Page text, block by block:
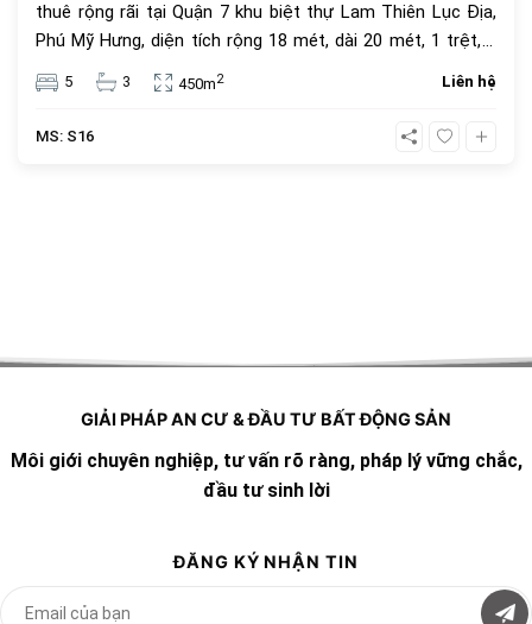
thuê rộng rãi tại Quận 7 khu biệt thự Lam Thiên Lục Địa,
Phú Mỹ Hưng, diện tích rộng 18 mét, dài 20 mét, 1 trệt, 2
lầu, 5 phòng ngủ, 3 phòng tắm + sauna, steam + 1 phòng
giúp việc. Giá thuê 117 triệu đồng.
5 3 450m2 Liên hệ
MS: S16
GIẢI PHÁP AN CƯ & ĐẦU TƯ BẤT ĐỘNG SẢN
Môi giới chuyên nghiệp, tư vấn rõ ràng, pháp lý vững chắc,
đầu tư sinh lời
ĐĂNG KÝ NHẬN TIN